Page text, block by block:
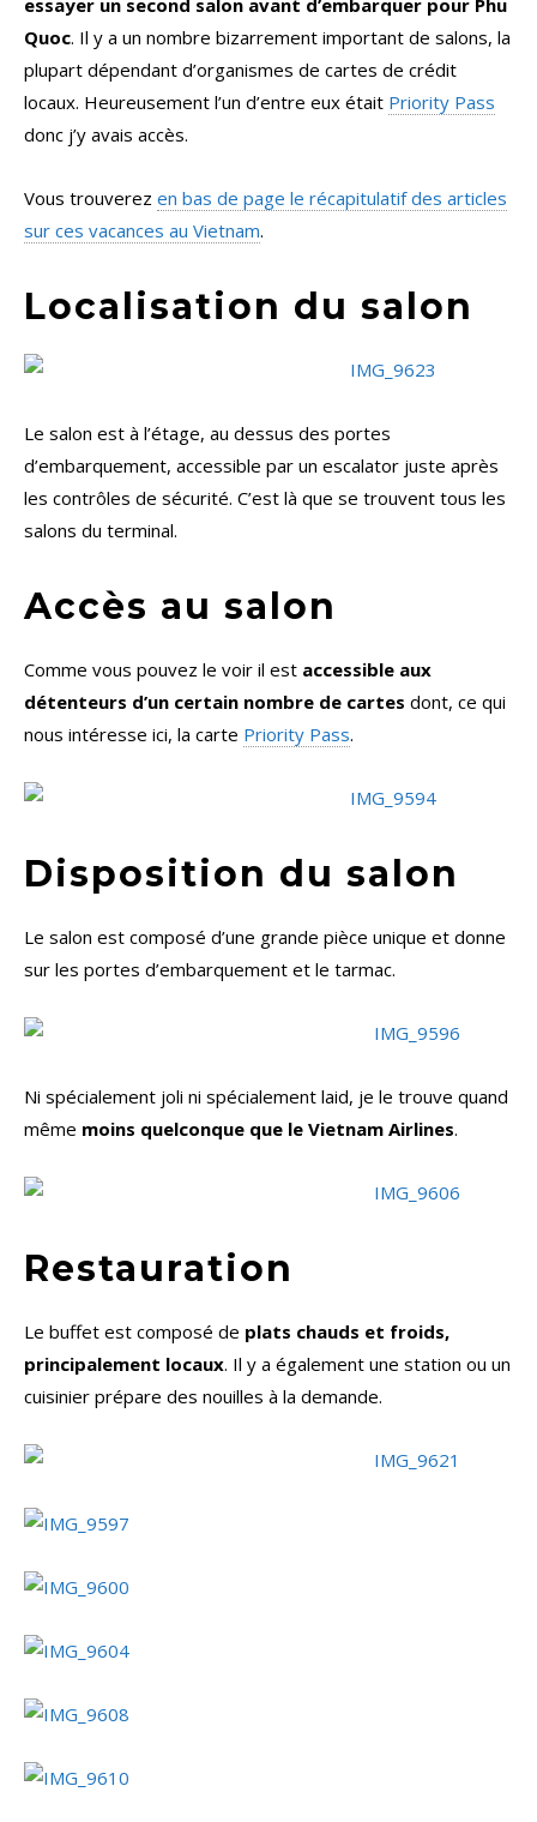
essayer un second salon avant d’embarquer pour Phu
Quoc. Il y a un nombre bizarrement important de salons, la
plupart dépendant d’organismes de cartes de crédit
locaux. Heureusement l’un d’entre eux était Priority Pass
donc j’y avais accès.
Vous trouverez en bas de page le récapitulatif des articles
sur ces vacances au Vietnam.
Localisation du salon
Le salon est à l’étage, au dessus des portes
d’embarquement, accessible par un escalator juste après
les contrôles de sécurité. C’est là que se trouvent tous les
salons du terminal.
Accès au salon
Comme vous pouvez le voir il est accessible aux
détenteurs d’un certain nombre de cartes dont, ce qui
nous intéresse ici, la carte Priority Pass.
Disposition du salon
Le salon est composé d’une grande pièce unique et donne
sur les portes d’embarquement et le tarmac.
Ni spécialement joli ni spécialement laid, je le trouve quand
même moins quelconque que le Vietnam Airlines.
Restauration
Le buffet est composé de plats chauds et froids,
principalement locaux. Il y a également une station ou un
cuisinier prépare des nouilles à la demande.